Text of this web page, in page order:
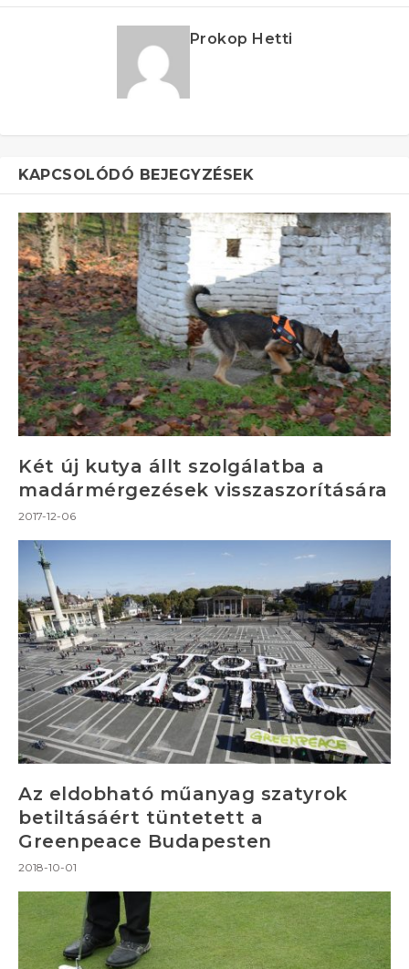
Prokop Hetti
KAPCSOLÓDÓ BEJEGYZÉSEK
Két új kutya állt szolgálatba a
madármérgezések visszaszorítására
2017-12-06
Az eldobható műanyag szatyrok
betiltásáért tüntetett a
Greenpeace Budapesten
2018-10-01